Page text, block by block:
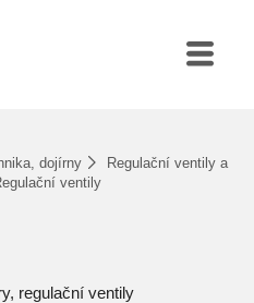
dojírny
Regulační ventily a
ventily
regulační ventily